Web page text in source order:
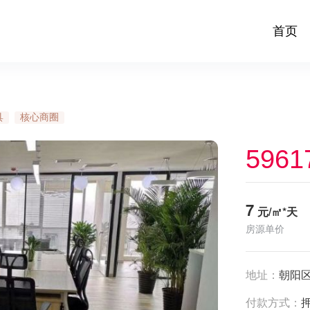
首页
核心商圈
7 元/㎡*天
房源单价
地址： 朝阳
付款方式：